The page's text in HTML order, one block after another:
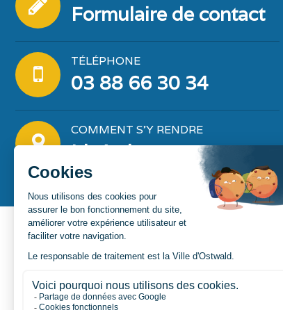
Formulaire de contact
TÉLÉPHONE
03 88 66 30 34
COMMENT S'Y RENDRE
Itinéraire
Manifestations & actualités
Services & infos pratiques